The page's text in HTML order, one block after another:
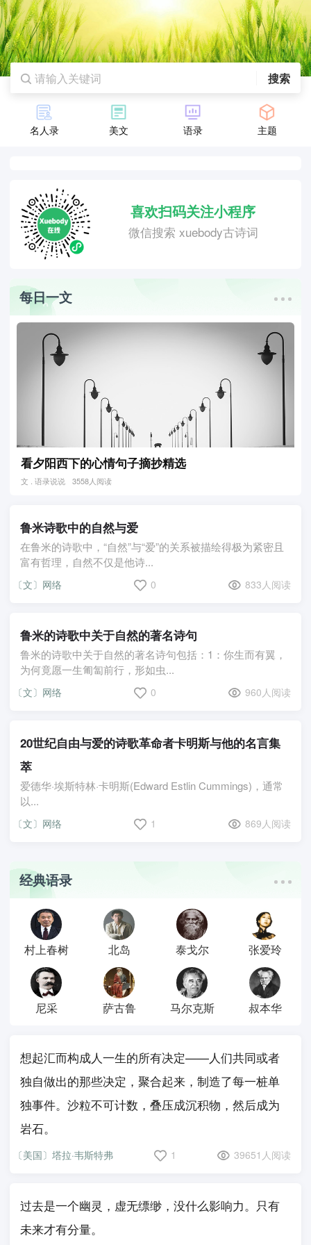
搜索
名人录 美文 语录 主题
喜欢扫码关注小程序
微信搜索 xuebody古诗词
每日一文
看夕阳西下的心情句子摘抄精选
文 . 语录说说 3558人阅读
鲁米诗歌中的自然与爱
在鲁米的诗歌中，“自然”与“爱”的关系被描绘得极为紧密且
富有哲理，自然不仅是他诗...
〔文〕网络 0 833人阅读
鲁米的诗歌中关于自然的著名诗句
鲁米的诗歌中关于自然的著名诗句包括：1：你生而有翼，
为何竟愿一生匍匐前行，形如虫...
〔文〕网络 0 960人阅读
20世纪自由与爱的诗歌革命者卡明斯与他的名言集
萃
爱德华·埃斯特林·卡明斯(Edward Estlin Cummings)，通常
以...
〔文〕网络 1 869人阅读
经典语录
村上春树 北岛 泰戈尔 张爱玲
尼采 萨古鲁 马尔克斯 叔本华
想起汇而构成人一生的所有决定——人们共同或者
独自做出的那些决定，聚合起来，制造了每一桩单
独事件。沙粒不可计数，叠压成沉积物，然后成为
岩石。
〔美国〕塔拉·韦斯特弗 1 39651人阅读
过去是一个幽灵，虚无缥缈，没什么影响力。只有
未来才有分量。